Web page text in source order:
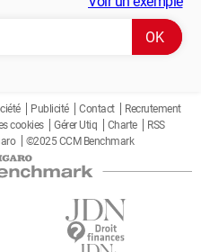
Publicité Contact
Recrutement
cookies Gérer Utiq Charte
RSS
©2025 CCM Benchmark